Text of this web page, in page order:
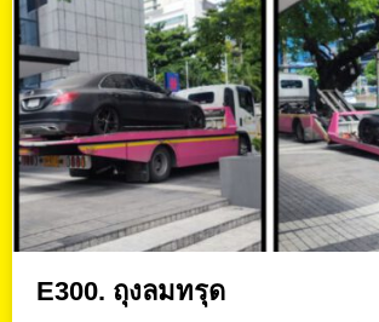
E300. ถุงลมทรุด